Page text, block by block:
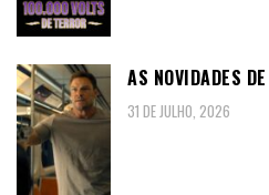
AS NOVIDADES
31 DE JULHO, 2026